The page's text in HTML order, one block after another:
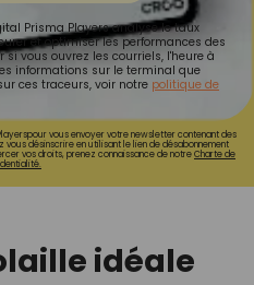
Prisma Players analyse le taux
et optimiser les performances des
vous ouvrez les courriels, l'heure à
informations sur le terminal que
ces traceurs, voir notre politique de
vous envoyer votre newsletter contenant des
désinscrire en utilisant le lien de désabonnement
vos droits, prenez connaissance de notreCharte de
idéale